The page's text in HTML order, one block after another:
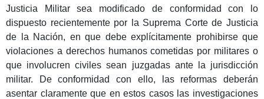
Justicia Militar sea modificado de conformidad con lo
dispuesto recientemente por la Suprema Corte de Justicia
de la Nación, en que debe explícitamente prohibirse que
violaciones a derechos humanos cometidas por militares o
que involucren civiles sean juzgadas ante la jurisdicción
militar. De conformidad con ello, las reformas deberán
asentar claramente que en estos casos las investigaciones